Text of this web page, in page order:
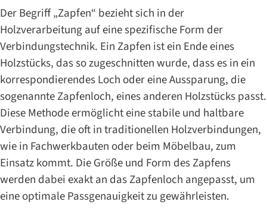
Der Begriff „Zapfen“ bezieht sich in der
Holzverarbeitung auf eine spezifische Form der
Verbindungstechnik. Ein Zapfen ist ein Ende eines
Holzstücks, das so zugeschnitten wurde, dass es in ein
korrespondierendes Loch oder eine Aussparung, die
sogenannte Zapfenloch, eines anderen Holzstücks passt.
Diese Methode ermöglicht eine stabile und haltbare
Verbindung, die oft in traditionellen Holzverbindungen,
wie in Fachwerkbauten oder beim Möbelbau, zum
Einsatz kommt. Die Größe und Form des Zapfens
werden dabei exakt an das Zapfenloch angepasst, um
eine optimale Passgenauigkeit zu gewährleisten.